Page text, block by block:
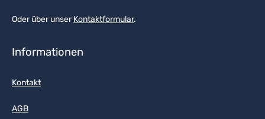
Oder über unserKontaktformular.
Informationen
Kontakt
AGB